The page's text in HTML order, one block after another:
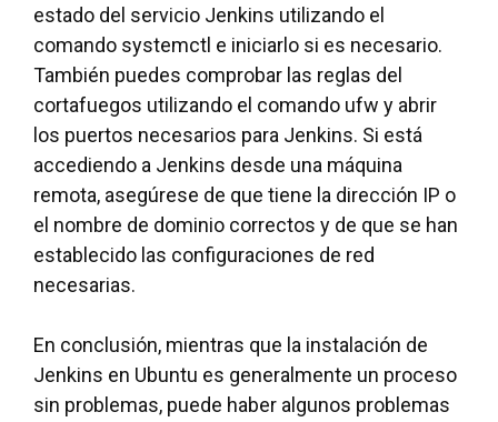
estado del servicio Jenkins utilizando el
comando systemctl e iniciarlo si es necesario.
También puedes comprobar las reglas del
cortafuegos utilizando el comando ufw y abrir
los puertos necesarios para Jenkins. Si está
accediendo a Jenkins desde una máquina
remota, asegúrese de que tiene la dirección IP o
el nombre de dominio correctos y de que se han
establecido las configuraciones de red
necesarias.
En conclusión, mientras que la instalación de
Jenkins en Ubuntu es generalmente un proceso
sin problemas, puede haber algunos problemas